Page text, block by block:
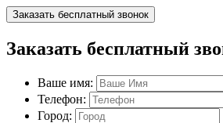
Заказать бесплатный звонок
Заказать бесплатный
Ваше имя:
Телефон:
Город: